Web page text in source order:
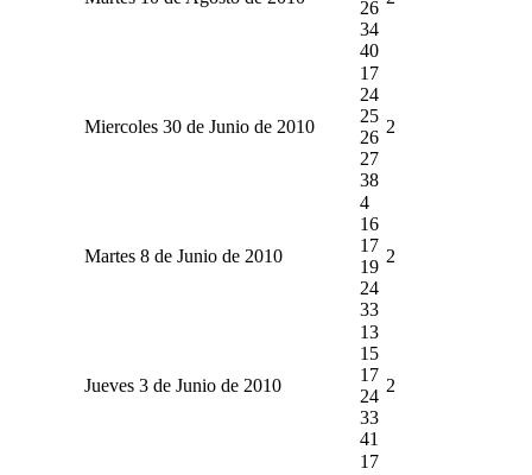
26
34
40
Miercoles 30 de Junio de 2010
17
24
25
26
27
38
2
Martes 8 de Junio de 2010
4
16
17
19
24
33
2
Jueves 3 de Junio de 2010
13
15
17
24
33
41
2
17